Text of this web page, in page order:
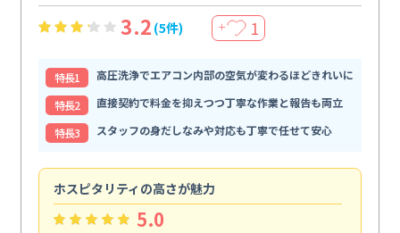
3.2 (5件) ＋ 1
特⻑1
高圧洗浄でエアコン内部の空気が変わるほどきれいに
特⻑2
直接契約で料金を抑えつつ丁寧な作業と報告も両立
特⻑3
スタッフの身だしなみや対応も丁寧で任せて安心
ホスピタリティの高さが魅力
5.0